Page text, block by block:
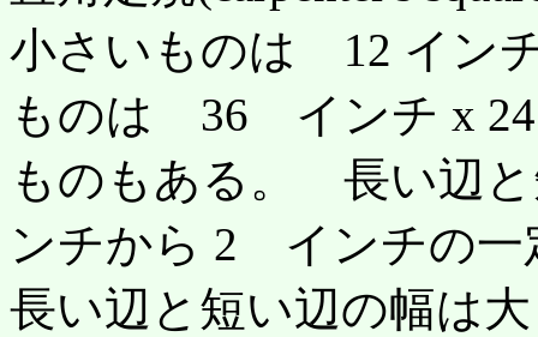
小さいものは 12 イ
ものは 36 インチ x
ものもある。 長い辺
ンチから 2 インチの一
長い辺と短い辺の幅は